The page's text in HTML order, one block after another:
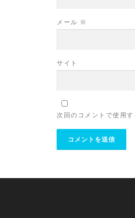
メール ※
サイト
次回のコメントで使用